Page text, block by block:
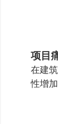
项目
在建
性增